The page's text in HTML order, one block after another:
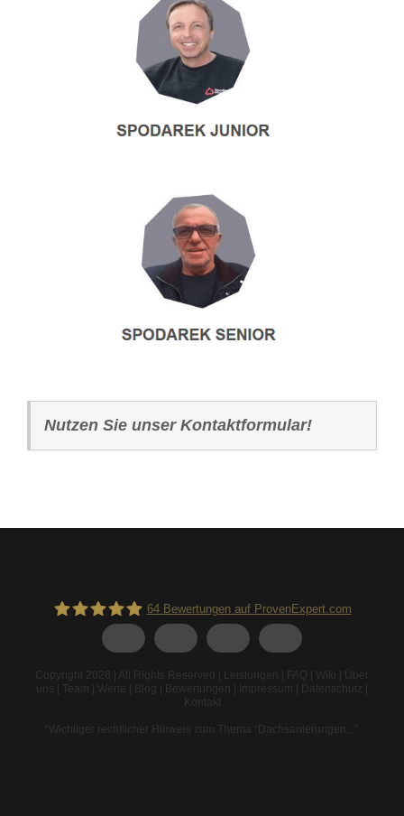
Nutzen Sie unser Kontaktformular!
64Bewertungen auf ProvenExpert.com
Copyright 2026 | All Rights Reserved | Leistungen FAQ Wiki
Über
uns
Team Werte Blog Bewertungen Impressum Datenschutz
Kontakt
*Wichtiger rechtlicher Hinweis zum Thema “Dachsanierungen...” .